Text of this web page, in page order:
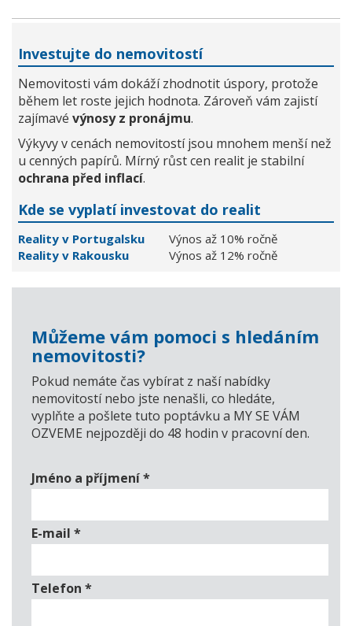
Investujte do nemovitostí
Nemovitosti vám dokáží zhodnotit úspory, protože
během let roste jejich hodnota. Zároveň vám zajistí
zajímavé výnosy z pronájmu.
Výkyvy v cenách nemovitostí jsou mnohem menší než
u cenných papírů. Mírný růst cen realit je stabilní
ochrana před inflací.
Kde se vyplatí investovat do realit
Reality v Portugalsku
Výnos až 10% ročně
Reality v Rakousku
Výnos až 12% ročně
Můžeme vám pomoci s hledáním
nemovitosti?
Pokud nemáte čas vybírat z naší nabídky
nemovitostí nebo jste nenašli, co hledáte,
vyplňte a pošlete tuto poptávku a MY SE VÁM
OZVEME nejpozději do 48 hodin v pracovní den.
Jméno a příjmení*
E-mail *
Telefon *